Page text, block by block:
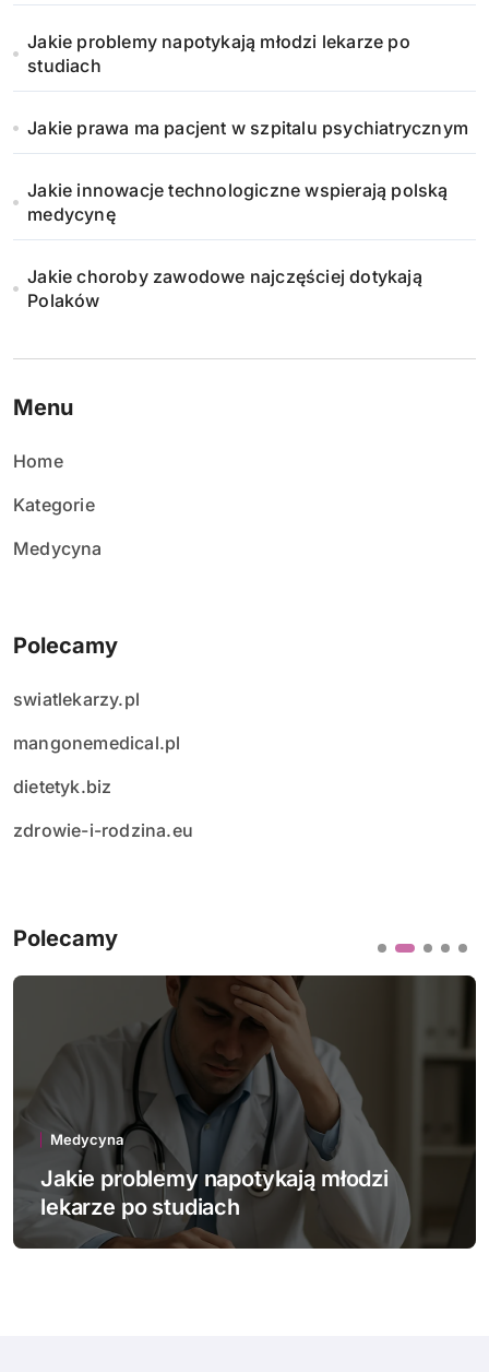
a
i
e
w
p
Jakie problemy napotykają młodzi lekarze po
studiach
Jakie prawa ma pacjent w szpitalu psychiatrycznym
Jakie innowacje technologiczne wspierają polską
medycynę
Jakie choroby zawodowe najczęściej dotykają
Polaków
Menu
Home
Kategorie
Medycyna
Polecamy
swiatlekarzy.pl
mangonemedical.pl
dietetyk.biz
zdrowie-i-rodzina.eu
Polecamy
Medycyna
Jakie prawa ma pacjent w szpitalu
psychiatrycznym